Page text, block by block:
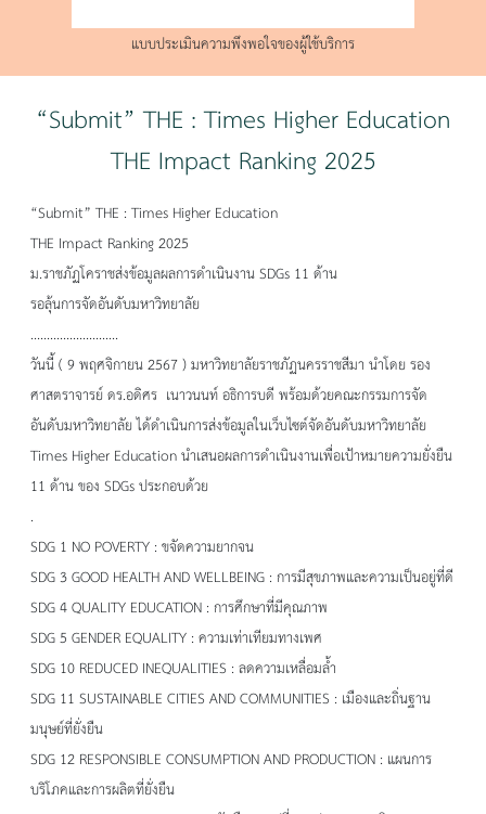
แบบประเมินความพึงพอใจของผู้ใช้บริการ
“Submit” THE : Times Higher Education
THE Impact Ranking 2025
“Submit” THE : Times Higher Education
THE Impact Ranking 2025
ม.ราชภัฏโคราชส่งข้อมูลผลการดำเนินงาน SDGs 11 ด้าน
รอลุ้นการจัดอันดับมหาวิทยาลัย
...........................
วันนี้ ( 9 พฤศจิกายน 2567 ) มหาวิทยาลัยราชภัฏนครราชสีมา นำโดย รอง
ศาสตราจารย์ ดร.อดิศร เนาวนนท์ อธิการบดี พร้อมด้วยคณะกรรมการจัด
อันดับมหาวิทยาลัย ได้ดำเนินการส่งข้อมูลในเว็บไซต์จัดอันดับมหาวิทยาลัย
Times Higher Education นำเสนอผลการดำเนินงานเพื่อเป้าหมายความยั่งยืน
11 ด้าน ของ SDGs ประกอบด้วย
.
SDG 1 NO POVERTY : ขจัดความยากจน
SDG 3 GOOD HEALTH AND WELLBEING : การมีสุขภาพและความเป็นอยู่ที่ดี
SDG 4 QUALITY EDUCATION : การศึกษาที่มีคุณภาพ
SDG 5 GENDER EQUALITY : ความเท่าเทียมทางเพศ
SDG 10 REDUCED INEQUALITIES : ลดความเหลื่อมล้ำ
SDG 11 SUSTAINABLE CITIES AND COMMUNITIES : เมืองและถิ่นฐาน
มนุษย์ที่ยั่งยืน
SDG 12 RESPONSIBLE CONSUMPTION AND PRODUCTION : แผนการ
บริโภคและการผลิตที่ยั่งยืน